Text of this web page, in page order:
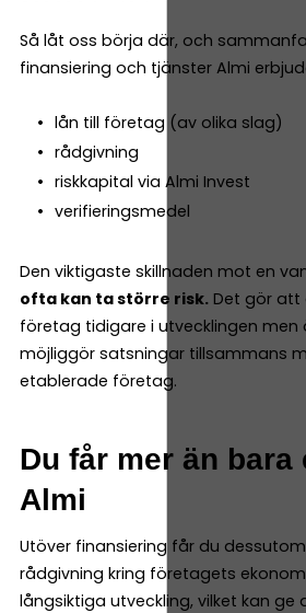
Så låt oss börja där, och
finansiering och tjänster Almi
lån till företag (av olika slag)
rådgivning
riskkapital via Almi Invest
verifieringsmedel
Den viktigaste skillnaden mot en
ofta kan ta större risk. Det gör att
företag tidigare i utvecklingen men
möjliggör satsningar tillsammans
etablerade företag.
Du får mer än bara
Almi
Utöver finansiering får du
rådgivning kring företagets
långsiktiga utveckling, vilket kan ge